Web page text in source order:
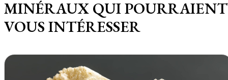
MINÉRAUX QUI POURRAIENT
VOUS INTÉRESSER